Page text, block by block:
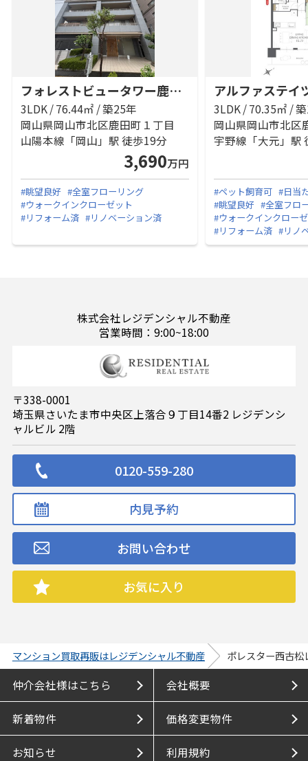
フォレストビュータワー鹿田町壱番館
3LDK / 76.44㎡ / 築25年
岡山県岡山市北区鹿田町１丁目
山陽本線「岡山」駅 徒歩19分
3,690万円
#眺望良好 #全室フローリング
#ウォークインクローゼット
#リフォーム済 #リノベーション済
3LDK / 70.35㎡ /
岡山県岡山市北区
宇野線「大元」駅
#ペット飼育可 #日当
#眺望良好 #全室フロ
#ウォークインクロー
#リフォーム済 #リノ
株式会社レジデンシャル不動産
営業時間：9:00~18:00
〒338-0001
埼玉県さいたま市中央区上落合９丁目14番2 レジデンシ
ャルビル 2階
0120-559-280
内見予約
お問い合わせ
お気に入り
マンション買取再販はレジデンシャル不動産 ポレスター西古松
仲介会社様はこちら 会社概要
新着物件 価格変更物件
お知らせ 利用規約